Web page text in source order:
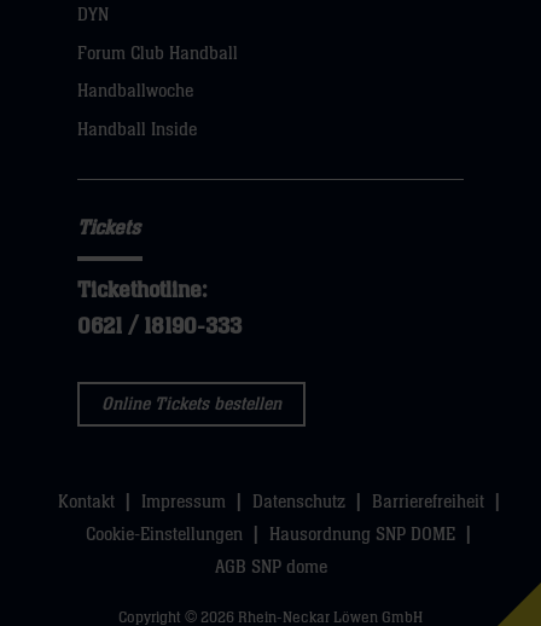
öffnen,
dann
klicken
DYN
Forum Club Handball
Handballwoche
Handball Inside
Tickets
Tickethotline:
0621 / 18190-333
Online Tickets bestellen
Kontakt Impressum Datenschutz
Barrierefreiheit
Cookie-Einstellungen
Hausordnung SNP DOME
AGB SNP dome
Copyright © 2026 Rhein-Neckar Löwen GmbH